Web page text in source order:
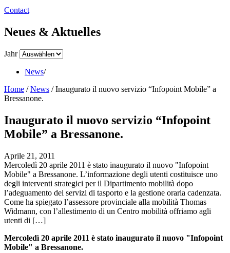
Contact
Neues & Aktuelles
Jahr
News/
Home /News /Inaugurato il nuovo servizio “Infopoint Mobile” a
Bressanone.
Inaugurato il nuovo servizio “Infopoint
Mobile” a Bressanone.
Aprile 21, 2011
Mercoledì 20 aprile 2011 è stato inaugurato il nuovo "Infopoint
Mobile" a Bressanone. L’informazione degli utenti costituisce uno
degli interventi strategici per il Dipartimento mobilità dopo
l’adeguamento dei servizi di tasporto e la gestione oraria cadenzata.
Come ha spiegato l’assessore provinciale alla mobilità Thomas
Widmann, con l’allestimento di un Centro mobilità offriamo agli
utenti di […]
Mercoledì 20 aprile 2011 è stato inaugurato il nuovo "Infopoint
Mobile" a Bressanone.